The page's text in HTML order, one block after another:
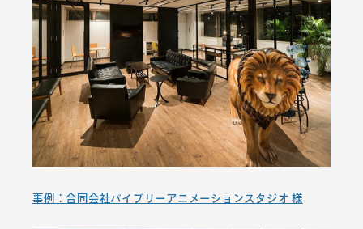
事例：合同会社バイブリーアニメーションスタジオ 様